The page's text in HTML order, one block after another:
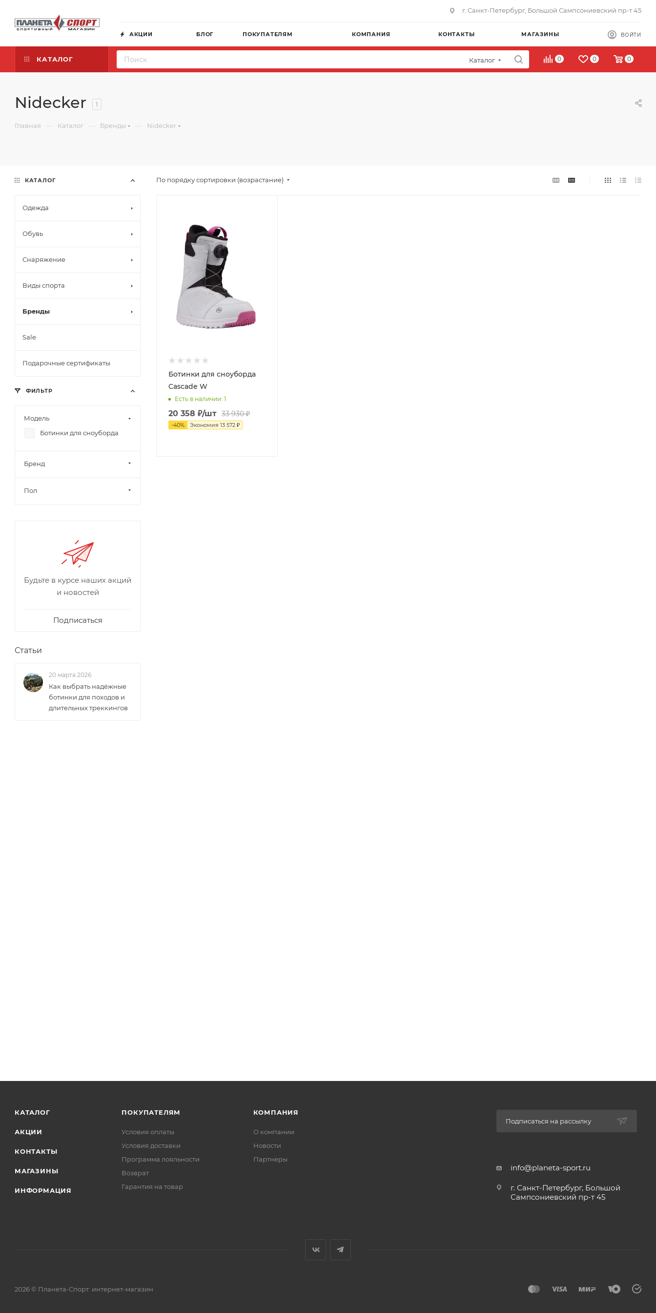
г. Санкт-Петербург, Большой Сампсониевский пр-т 45
АКЦИИ БЛОГ ПОКУПАТЕЛЯМ КОМПАНИЯ КОНТАКТЫ МАГАЗИНЫ ВОЙТИ
КАТАЛОГ Каталог 0 0 0
Nidecker 1
Главная — Каталог — Бренды — Nidecker
По порядку сортировки (возрастание)
Ботинки для сноуборда
Cascade W
Есть в наличии: 1
20 358 ₽/шт 33 930₽
-40% Экономия 13 572 ₽
КАТАЛОГ
Одежда
Обувь
Снаряжение
Виды спорта
Бренды
Sale
Подарочные сертификаты
ФИЛЬТР
Модель
Ботинки для сноуборда
Бренд
Пол
Будьте в курсе наших акций
и новостей
Подписаться
Статьи
20 марта 2026
Как выбрать надёжные
ботинки для походов и
длительных треккингов
КАТАЛОГ
АКЦИИ
КОНТАКТЫ
МАГАЗИНЫ
ИНФОРМАЦИЯ
ПОКУПАТЕЛЯМ
Условия оплаты
Условия доставки
Программа лояльности
Возврат
Гарантия на товар
КОМПАНИЯ
О компании
Новости
Партнеры
Подписаться на рассылку
info@planeta-sport.ru
г. Санкт-Петербург, Большой
Сампсониевский пр-т 45
2026 © Планета-Спорт: интернет-магазин